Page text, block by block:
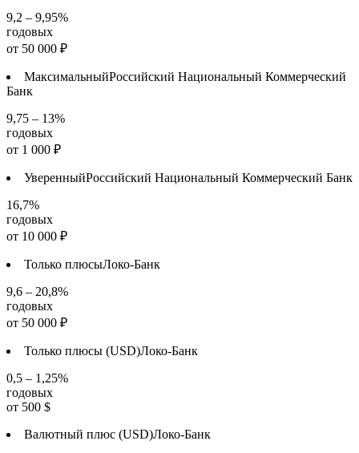
9,2 – 9,95%
годовых
от 50 000 ₽
МаксимальныйРоссийский Национальный Коммерческий
Банк
9,75 – 13%
годовых
от 1 000 ₽
УверенныйРоссийский Национальный Коммерческий Банк
16,7%
годовых
от 10 000 ₽
Только плюсыЛоко-Банк
9,6 – 20,8%
годовых
от 50 000 ₽
Только плюсы (USD)Локо-Банк
0,5 – 1,25%
годовых
от 500 $
Валютный плюс (USD)Локо-Банк